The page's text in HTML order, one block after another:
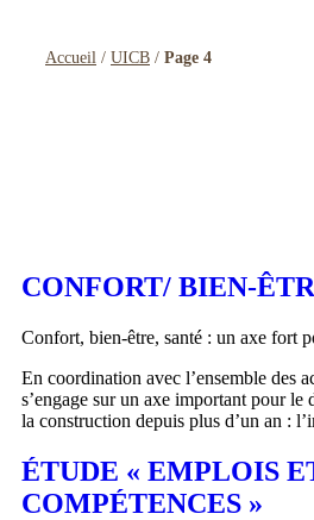
Accueil / UICB / Page 4
CONFORT/ BIEN-
Confort, bien-être, santé : un axe fort
En coordination avec l’ensemble des
s’engage sur un axe important pour le
la construction depuis plus d’un an :
ÉTUDE « EMPLOIS
COMPÉTENCES »